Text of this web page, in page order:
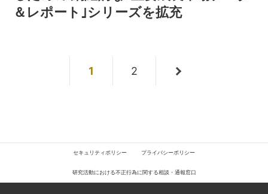
＆レポート｣シリーズを拡充
1 2
セキュリティポリシー プライバシーポリシー
研究活動における不正行為に関する相談・通報窓口